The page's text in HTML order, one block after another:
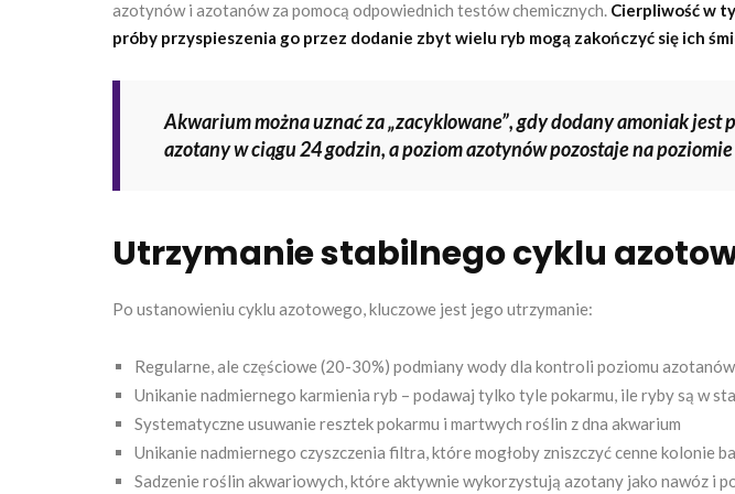
azotynów i azotanów za pomocą odpowiednich testów chemicznych. Cierpliwość w
próby przyspieszenia go przez dodanie zbyt wielu ryb mogą zakończyć się ich
Akwarium można uznać za „zacyklowane”, gdy dodany amoniak jest
azotany w ciągu 24 godzin, a poziom azotynów pozostaje na
Utrzymanie stabilnego cyklu
Po ustanowieniu cyklu azotowego, kluczowe jest jego utrzymanie:
Regularne, ale częściowe (20-30%) podmiany wody dla kontroli poziomu azotanów
Unikanie nadmiernego karmienia ryb – podawaj tylko tyle pokarmu, ile ryby są w
Systematyczne usuwanie resztek pokarmu i martwych roślin z dna akwarium
Unikanie nadmiernego czyszczenia filtra, które mogłoby zniszczyć cenne kolonie
Sadzenie roślin akwariowych, które aktywnie wykorzystują azotany jako nawóz i